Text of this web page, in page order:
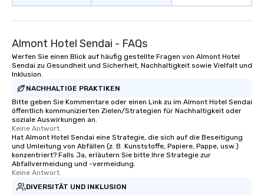
Almont Hotel Sendai - FAQs
Werfen Sie einen Blick auf häufig gestellte Fragen von Almont Hotel
Sendai zu Gesundheit und Sicherheit, Nachhaltigkeit sowie Vielfalt und
Inklusion.
NACHHALTIGE PRAKTIKEN
Bitte geben Sie Kommentare oder einen Link zu im Almont Hotel Sendai
öffentlich kommunizierten Zielen/Strategien für Nachhaltigkeit oder
soziale Auswirkungen an.
Keine Antwort.
Hat Almont Hotel Sendai eine Strategie, die sich auf die Beseitigung
und Umleitung von Abfällen (z. B. Kunststoffe, Papiere, Pappe, usw.)
konzentriert? Falls Ja, erläutern Sie bitte Ihre Strategie zur
Abfallvermeidung und -vermeidung.
Keine Antwort.
DIVERSITÄT UND INKLUSION